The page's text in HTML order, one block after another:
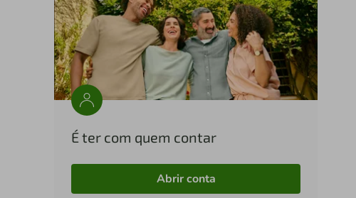
É ter com quem contar
Abrir conta